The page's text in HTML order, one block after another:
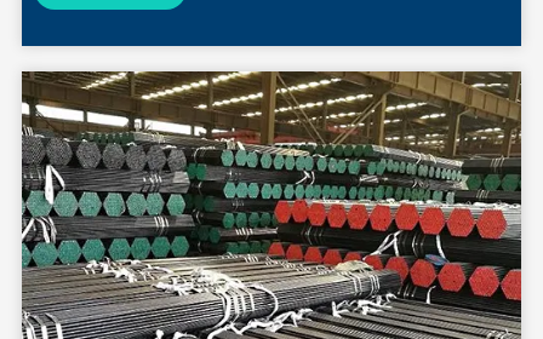
B,API5L Grado B/ X42/ X52/ X60/ X65,ASTM A333 Grado
1/6,ASME,NACE MRO175
Tamaños 1/8”- 26” Longitudes aleatorias simples y
aleatorias dobles
Horarios Sch. 20 - Hasta XXH, con XXXH en 2-1/2” y 3”